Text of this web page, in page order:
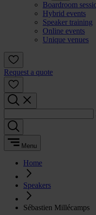
Boardroom
Hybrid events
Speaker training
Online events
Unique venues
Request a quote
Menu
Home
Speakers
Sébastien Millécamps